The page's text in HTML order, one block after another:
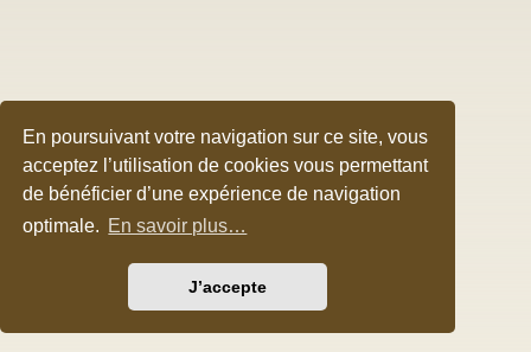
En poursuivant votre navigation sur ce site, vous
acceptez l’utilisation de cookies vous permettant
de bénéficier d’une expérience de navigation
optimale. En savoir plus…
J’accepte